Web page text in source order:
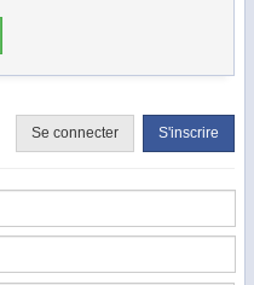
Se connecter S'inscrire